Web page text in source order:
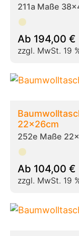
211a Maße
Ab 194,00 €
zzgl. MwSt. 19
22x26cm
252e Maße
Ab 104,00 €
zzgl. MwSt. 19